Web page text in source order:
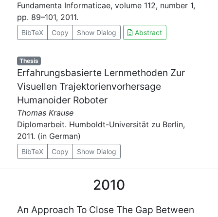
Fundamenta Informaticae, volume 112, number 1,
pp. 89–101, 2011.
BibTeX Copy Show Dialog Abstract
Thesis
Erfahrungsbasierte Lernmethoden Zur
Visuellen Trajektorienvorhersage
Humanoider Roboter
Thomas Krause
Diplomarbeit. Humboldt-Universität zu Berlin,
2011. (in German)
BibTeX Copy Show Dialog
2010
An Approach To Close The Gap Between